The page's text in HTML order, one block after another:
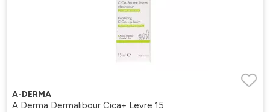
A-DERMA
A Derma Dermalibour Cica+ Levre 15